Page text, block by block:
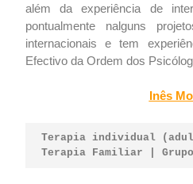
além da experiência de
pontualmente nalguns
internacionais e tem
Efectivo da Ordem dos
Inês
Terapia individual
Terapia Familiar |